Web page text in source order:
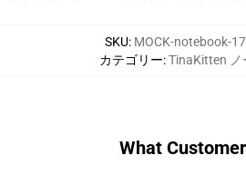
SKU: MOCK-notebook-
カテゴリー:TinaKitten ノ
What